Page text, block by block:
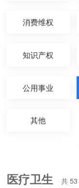
消费维权
知识产权
公用事业
其他
医疗卫生 共53